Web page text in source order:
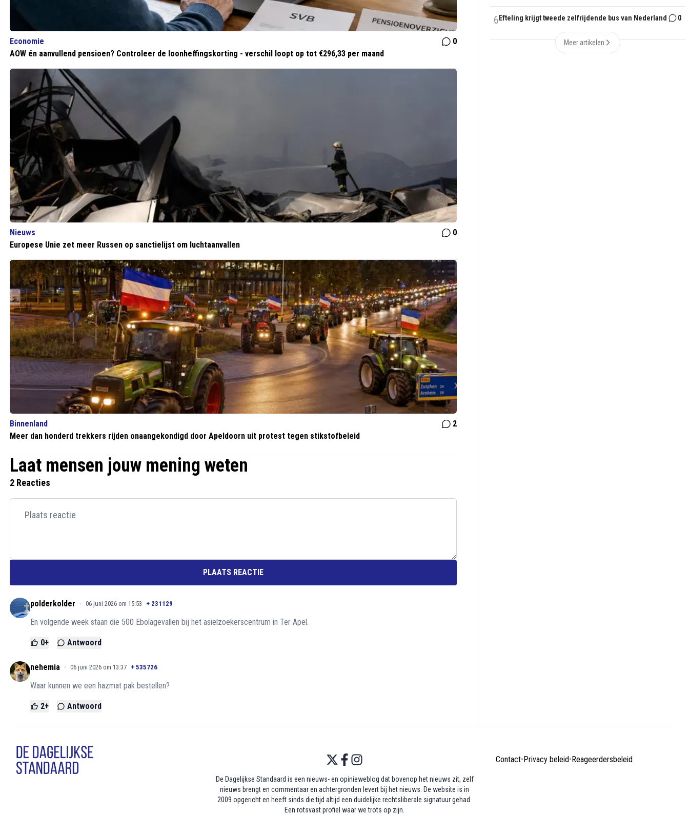
Economie
0
AOW én aanvullend pensioen? Controleer de loonheffingskorting - verschil loopt op tot €296,33 per maand
Nieuws
0
Europese Unie zet meer Russen op sanctielijst om luchtaanvallen
Binnenland
2
Meer dan honderd trekkers rijden onaangekondigd door Apeldoorn uit protest tegen stikstofbeleid
Laat mensen jouw mening weten
2 Reacties
PLAATS REACTIE
polderkolder 06 juni 2026 om 15:53 + 231129
En volgende week staan die 500 Ebolagevallen bij het asielzoekerscentrum in Ter Apel.
0+ Antwoord
nehemia 06 juni 2026 om 13:37 + 535726
Waar kunnen we een hazmat pak bestellen?
2+ Antwoord
6 Efteling krijgt tweede zelfrijdende bus van Nederland 0
Meer artikelen
Contact• Privacy beleid• Reageerdersbeleid
De Dagelijkse Standaard is een nieuws- en opinieweblog dat bovenop het nieuws zit, zelf
nieuws brengt en commentaar en achtergronden levert bij het nieuws. De website is in
2009 opgericht en heeft sinds die tijd altijd een duidelijke rechtsliberale signatuur gehad.
Een rotsvast profiel waar we trots op zijn.